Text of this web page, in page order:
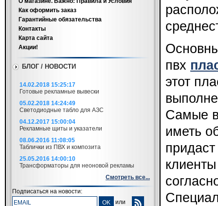
Как оформить заказ
Гарантийные обязательства
Контакты
Карта сайта
Акции!
БЛОГ / НОВОСТИ
14.02.2018 15:25:17
Готовые рекламные вывески
05.02.2018 14:24:49
Светодиодные табло для АЗС
04.12.2017 15:00:04
Рекламные щиты и указатели
08.06.2016 11:08:05
Таблички из ПВХ и композита
25.05.2016 14:00:10
Трансформаторы для неоновой рекламы
Смотреть все...
Подписаться на новости:
или
пвх
этот
Самые
иметь